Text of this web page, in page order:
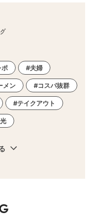
ポ 夫婦
メン コスパ抜群
テイクアウト